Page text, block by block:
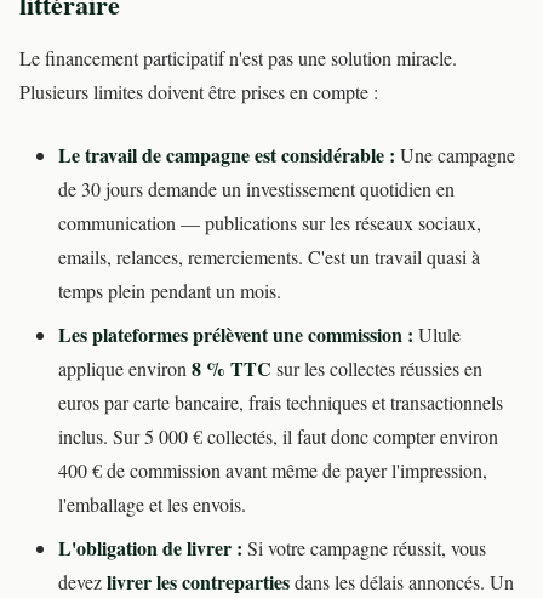
Le financement participatif n'est pas une solution miracle.
Plusieurs limites doivent être prises en compte :
Le travail de campagne est considérable : Une campagne
de 30 jours demande un investissement quotidien en
communication — publications sur les réseaux sociaux,
emails, relances, remerciements. C'est un travail quasi à
temps plein pendant un mois.
Les plateformes prélèvent une commission : Ulule
applique environ8 % TTC sur les collectes réussies en
euros par carte bancaire, frais techniques et transactionnels
inclus. Sur 5 000 € collectés, il faut donc compter environ
400 € de commission avant même de payer l'impression,
l'emballage et les envois.
L'obligation de livrer : Si votre campagne réussit, vous
devezlivrer les contrepartiesdans les délais annoncés. Un